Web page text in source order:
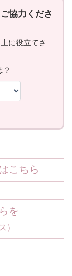
こちら
を
）